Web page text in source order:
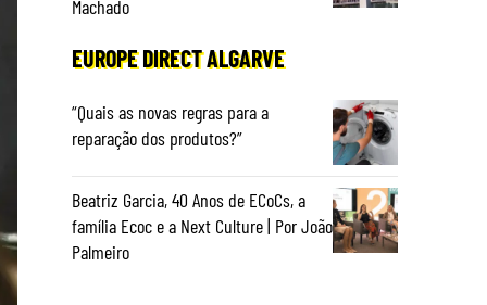
Machado
EUROPE DIRECT ALGARVE
“Quais as novas regras para a
reparação dos produtos?”
Beatriz Garcia, 40 Anos de ECoCs, a
família Ecoc e a Next Culture | Por João
Palmeiro